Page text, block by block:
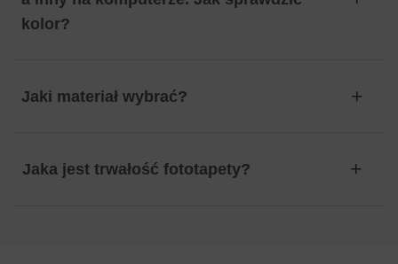
kolor?
Jaki materiał wybrać?
Jaka jest trwałość fototapety?